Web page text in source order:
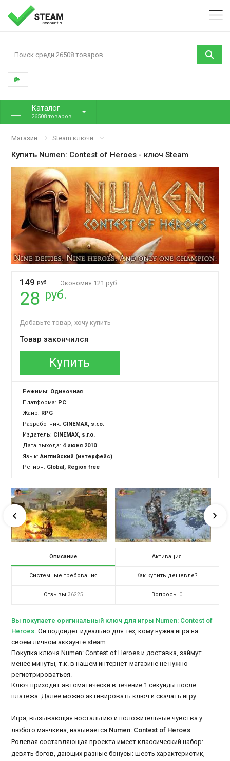
Каталог
26508 товаров
Магазин Steam ключи
Купить Numen: Contest of Heroes - ключ Steam
149руб. Экономия 121 руб.
28 руб.
Добавьте товар, хочу купить
Товар закончился
Купить
Режимы: Одиночная
Платформа: PC
Жанр: RPG
Разработчик: CINEMAX, s.r.o.
Издатель: CINEMAX, s.r.o.
Дата выхода: 4 июня 2010
Язык:Английский (интерфейс)
Регион: Global, Region free
Описание Активация
Системные требования Как купить дешевле?
Отзывы 36225 Вопросы 0
Вы покупаете оригинальный ключ для игры Numen: Contest of
Heroes. Он подойдет идеально для тех, кому нужна игра на
своём личном аккаунте steam.
Покупка ключа Numen: Contest of Heroes и доставка, займут
менее минуты, т.к. в нашем интернет-магазине не нужно
регистрироваться.
Ключ приходит автоматически в течение 1 секунды после
платежа. Далее можно активировать ключ и скачать игру.
Игра, вызывающая ностальгию и положительные чувства у
любого манчкина, называется Numen: Contest of Heroes.
Ролевая составляющая проекта имеет классический набор:
девять богов, дающих разные бонусы; шесть характеристик,